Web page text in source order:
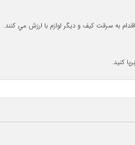
به سرقت كيف و ديگر لوازم با ارزش مي كنند.
كنيد.